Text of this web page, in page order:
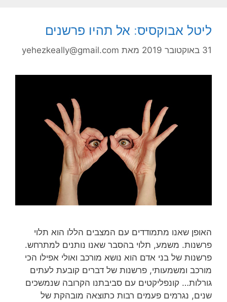
ליטל אבוקסיס: אל תהיו פרשנים
31 באוקטובר 2019 מאת yehezkeally@gmail.com
האופן שאנו מתמודדים עם המצבים הללו הוא תלוי
פרשנות. משמע, תלוי בהסבר שאנו נותנים למתרחש.
פרשנות של בני אדם הוא נושא מורכב ואולי אפילו הכי
מורכב ומשמעותי, פרשנות של דברים קובעת לעתים
גורלות… קונפליקטים עם סביבתנו הקרובה שנמשכים
שנים, נגרמים פעמים רבות כתוצאה מובהקת של